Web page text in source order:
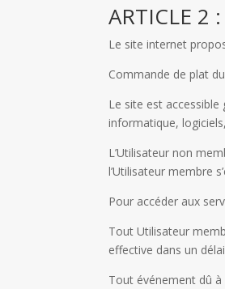
ARTICLE 2
Le site internet
Commande de plat
Le site est
informatique,
L’Utilisateur non
l’Utilisateur membre
Pour accéder aux
Tout Utilisateur
effective dans un
Tout événement dû